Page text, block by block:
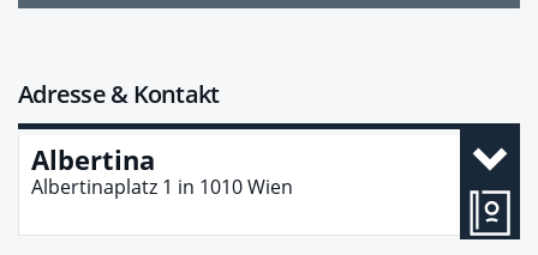
Adresse & Kontakt
Albertina
Albertinaplatz 1 in 1010Wien